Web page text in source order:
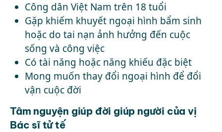
Công dân Việt Nam trên 18 tuổi
Gặp khiếm khuyết ngoại hình bẩm sinh
hoặc do tai nạn ảnh hưởng đến cuộc
sống và công việc
Có tài năng hoặc năng khiếu đặc biệt
Mong muốn thay đổi ngoại hình để đổi
vận cuộc đời
Tâm nguyện giúp đời giúp người của vị
Bác sĩ tử tế